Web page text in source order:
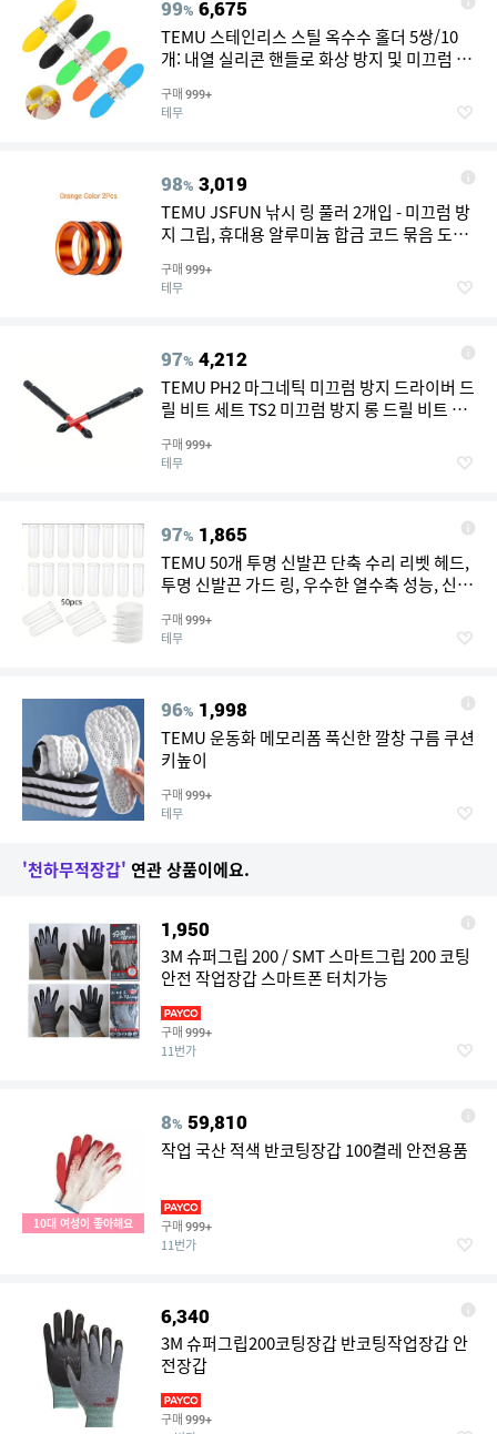
99% 6,675
TEMU 스테인리스 스틸 옥수수 홀더 5쌍/10
개: 내열 실리콘 핸들로 화상 방지 및 미끄럼 방
한 식품용 스테인리스 스틸 제작. 다용도 도구
로 뜨거운 옥수수로부터 손을 보호하며, 과일
구매 999+
테무
98% 3,019
TEMU JSFUN 낚시 링 풀러 2개입 - 미끄럼 방
지 그립, 휴대용 알루미늄 합금 코드 묶음 도구
냥 및 낚시에 적합, 낚시 용품, 세련된 메탈릭
엔드, 내구성 있는 구조
구매 999+
테무
97% 4,212
TEMU PH2 마그네틱 미끄럼 방지 드라이버 드
릴 비트 세트 TS2 미끄럼 방지 롱 드릴 비트 임
구매 999+
테무
97% 1,865
TEMU 50개 투명 신발끈 단축 수리 리벳 헤드,
투명 신발끈 가드 링, 우수한 열수축 성능, 신발
포츠 신발끈과 호환 가능, 범용
구매 999+
테무
96% 1,998
TEMU 운동화 메모리폼 푹신한 깔창 구름 쿠션
키높이
구매 999+
테무
'천하무적장갑' 연관 상품이에요.
1,950
3M 슈퍼그립 200 / SMT 스마트그립 200 코팅
안전 작업장갑 스마트폰 터치가능
구매 999+
11번가
10대 여성이 좋아해요
8% 59,810
작업 국산 적색 반코팅장갑 100켤레 안전용품
구매 999+
11번가
6,340
3M 슈퍼그립200코팅장갑 반코팅작업장갑 안
전장갑
구매 999+